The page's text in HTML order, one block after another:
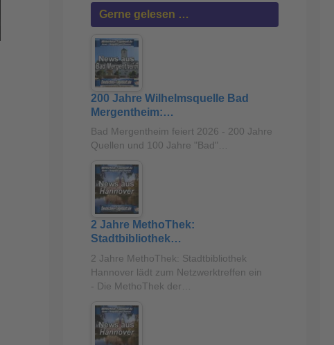
Gerne gelesen …
200 Jahre Wilhelmsquelle Bad
Mergentheim:…
Bad Mergentheim feiert 2026 - 200 Jahre
Quellen und 100 Jahre "Bad"…
2 Jahre MethoThek:
Stadtbibliothek…
2 Jahre MethoThek: Stadtbibliothek
Hannover lädt zum Netzwerktreffen ein
- Die MethoThek der…